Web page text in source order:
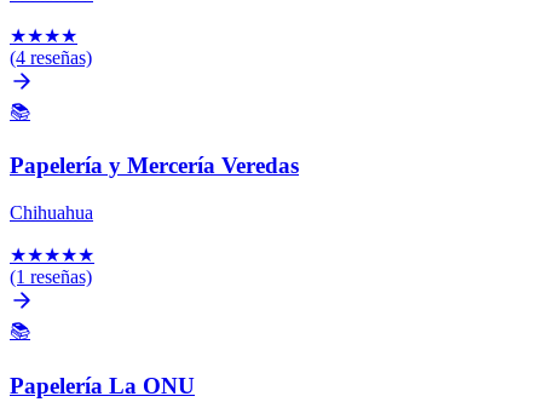
★★★★
(4 reseñas)
📚
Papelería y Mercería Veredas
Chihuahua
★★★★★
(1 reseñas)
📚
Papelería La ONU